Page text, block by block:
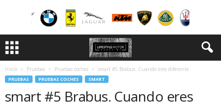
Inicio Pruebas Pruebas coches smart #5 Brabus. Cuando eres diferente
PRUEBAS PRUEBAS COCHES SMART
smart #5 Brabus. Cuando eres